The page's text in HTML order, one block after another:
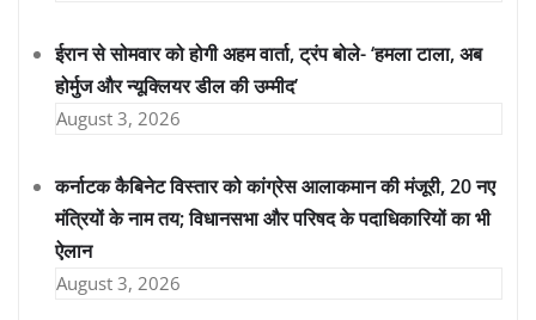
ईरान से सोमवार को होगी अहम वार्ता, ट्रंप बोले- ‘हमला टाला, अब
होर्मुज और न्यूक्लियर डील की उम्मीद’
August 3, 2026
कर्नाटक कैबिनेट विस्तार को कांग्रेस आलाकमान की मंजूरी, 20 नए
मंत्रियों के नाम तय; विधानसभा और परिषद के पदाधिकारियों का भी
ऐलान
August 3, 2026